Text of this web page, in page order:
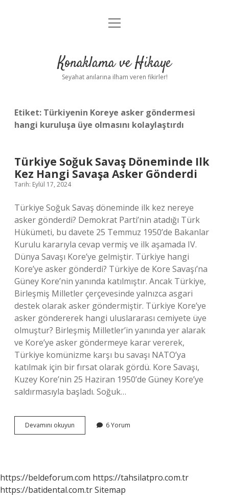
Anasayfa
Yasal Uyarı
menüyü
Konaklama ve Hikaye
Seyahat anılarına ilham veren fikirler!
Etiket: Türkiyenin Koreye asker göndermesi
hangi kuruluşa üye olmasını kolaylaştırdı
Türkiye Soğuk Savaş Döneminde Ilk
Kez Hangi Savaşa Asker Gönderdi
Tarih: Eylül 17, 2024
Türkiye Soğuk Savaş döneminde ilk kez nereye
asker gönderdi? Demokrat Parti’nin atadığı Türk
Hükümeti, bu davete 25 Temmuz 1950’de Bakanlar
Kurulu kararıyla cevap vermiş ve ilk aşamada IV.
Dünya Savaşı Kore’ye gelmiştir. Türkiye hangi
Kore’ye asker gönderdi? Türkiye de Kore Savaşı’na
Güney Kore’nin yanında katılmıştır. Ancak Türkiye,
Birleşmiş Milletler çerçevesinde yalnızca asgari
destek olarak asker göndermiştir. Türkiye Kore’ye
asker göndererek hangi uluslararası cemiyete üye
olmuştur? Birleşmiş Milletler’in yanında yer alarak
ve Kore’ye asker göndermeye karar vererek,
Türkiye komünizme karşı bu savaşı NATO’ya
katılmak için bir fırsat olarak gördü. Kore Savaşı,
Kuzey Kore’nin 25 Haziran 1950’de Güney Kore’ye
saldırmasıyla başladı. Soğuk…
Devamını okuyun
Soğuk
Hangi
Savaşa
6 Yorum
https://beldeforum.com https://tahsilatpro.com.tr
https://batidental.com.trSitemap